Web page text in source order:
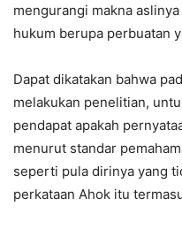
mengurangi makna
hukum berupa perbuatan
Dapat dikatakan bahwa
melakukan penelitian,
pendapat apakah
menurut standar
seperti pula dirinya yang
perkataan Ahok itu